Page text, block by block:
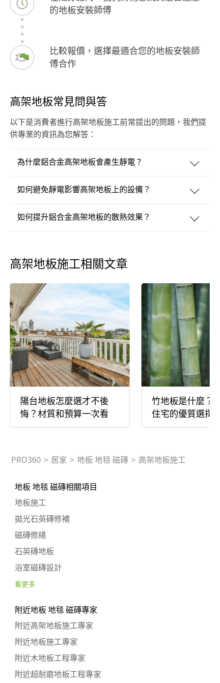
的地板安裝師傅
比較報價，選擇最適合您的地板安裝師
傅合作
高架地板常見問與答
以下是消費者進行高架地板施工前常提出的問題，我們提
供專業的資訊為您解答：
為什麼鋁合金高架地板會產生靜電？
如何避免靜電影響高架地板上的設備？
如何提升鋁合金高架地板的散熱效果？
高架地板施工相關文章
陽台地板怎麼選才不後
悔？材質和預算一次看
竹地板是什麼？
住宅的優質選擇
PRO360 > 居家 > 地板 地毯 磁磚 > 高架地板施工
地板 地毯 磁磚相關項目
地板施工
拋光石英磚修補
磁磚修繕
石英磚地板
浴室磁磚設計
看更多
附近地板 地毯 磁磚專家
附近高架地板施工專家
附近地板施工專家
附近木地板工程專家
附近超耐磨地板工程專家